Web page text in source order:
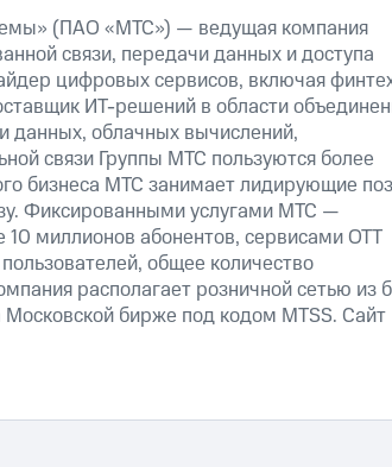
(ПАО «МТС») — ведущая компания
связи, передачи данных и доступа
цифровых сервисов, включая
ИТ-решений в области
данных, облачных вычислений,
связи Группы МТС пользуются более
бизнеса МТС занимает лидирующие
Фиксированными услугами МТС —
миллионов абонентов, сервисами OTT
общее количество
располагает розничной сетью из
бирже под кодом MTSS. Сайт